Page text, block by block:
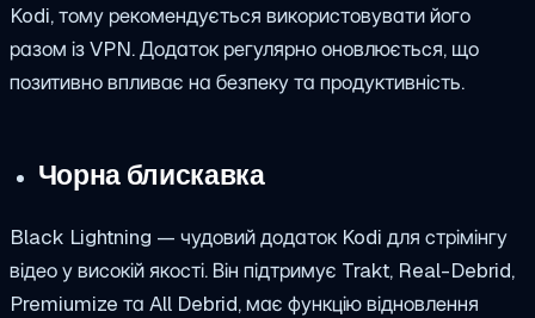
Kodi, тому рекомендується використовувати його
разом із VPN. Додаток регулярно оновлюється, що
позитивно впливає на безпеку та продуктивність.
Чорна блискавка
Black Lightning — чудовий додаток Kodi для стрімінгу
відео у високій якості. Він підтримує Trakt, Real-Debrid,
Premiumize та All Debrid, має функцію відновлення